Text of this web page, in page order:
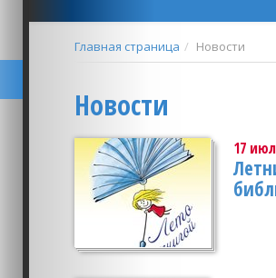
Главная страница Новости
Новости
17